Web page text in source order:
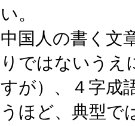
い。
中国人の書く文
りではないうえ
すが）、４字成
うほど、典型で